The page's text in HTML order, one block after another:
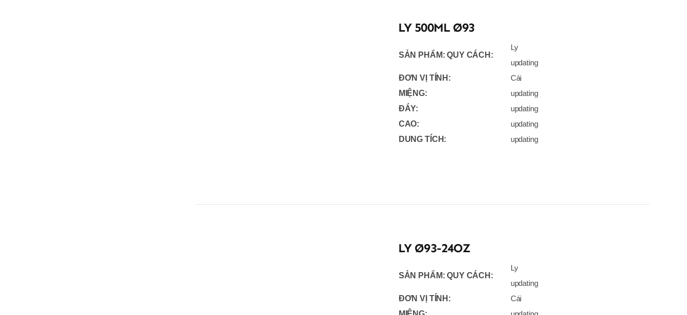
LY 500ML Ø93
SẢN PHẨM: QUY CÁCH:
Ly
updating
ĐƠN VỊ TÍNH:
Cái
MIỆNG:
updating
ĐÁY:
updating
CAO:
updating
DUNG TÍCH:
updating
LY Ø93-24OZ
SẢN PHẨM: QUY CÁCH:
Ly
updating
ĐƠN VỊ TÍNH:
Cái